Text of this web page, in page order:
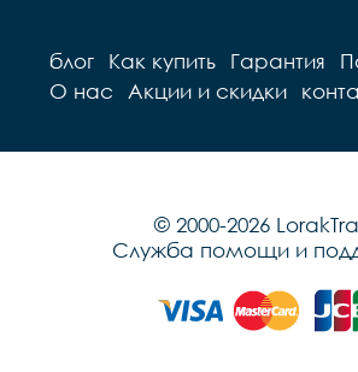
блог Как купить Гарантия
О нас
Акции и скидки
© 2000-2026
Служба помощи и